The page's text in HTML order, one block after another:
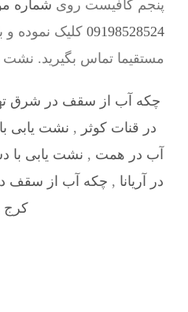
پنجم کافیست روی شماره
09198528524 کلیک نموده و
مستقیما تماس بگیرید. نشت
چکه آب از سقف در شرق
در قنات کوثر , نشت یابی
آب در همت , نشت یابی با
در آریانا , چکه آب از سقف
کرج